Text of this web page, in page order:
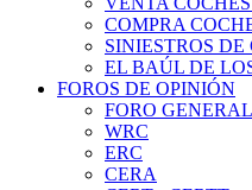
COMPRA
SINIESTROS DE
EL BAÚL DE
FOROS DE OPINIÓN
FORO GENERAL
WRC
ERC
CERA